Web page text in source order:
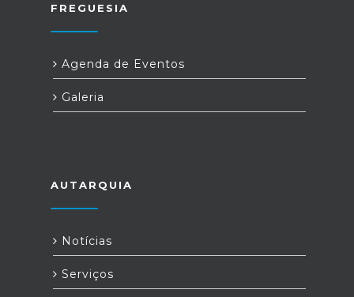
FREGUESIA
Agenda de Eventos
Galeria
AUTARQUIA
Notícias
Serviços